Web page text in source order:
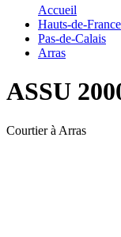
Accueil
Hauts-de-France
Pas-de-Calais
Arras
ASSU
Courtier à Arras